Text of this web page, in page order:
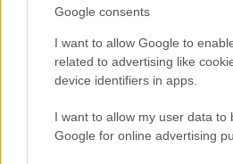
Google consents
I want to allow Google to
related to advertising like
device identifiers in apps.
I want to allow my user data to
Google for online advertising
FIBA U16 EuroBasket 2026: la
partite da seguire